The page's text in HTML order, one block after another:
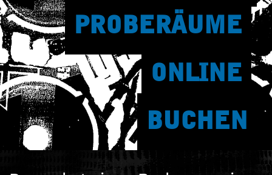
PROBE RÄUME
ONLINE
BUCHEN